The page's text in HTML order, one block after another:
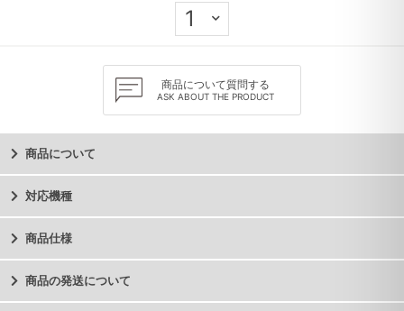
商品について質問する
ASK ABOUT THE PRODUCT
商品について
対応機種
商品仕様
商品の発送について